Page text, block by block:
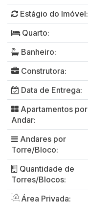
Estágio do Imóvel:
Quarto:
Banheiro:
Construtora:
Data de Entrega:
Apartamentos por
Andar:
Andares por
Torre/Bloco:
Quantidade de
Torres/Blocos:
Área Privada: